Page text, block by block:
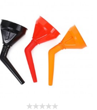
Werbeartikel
anfragen